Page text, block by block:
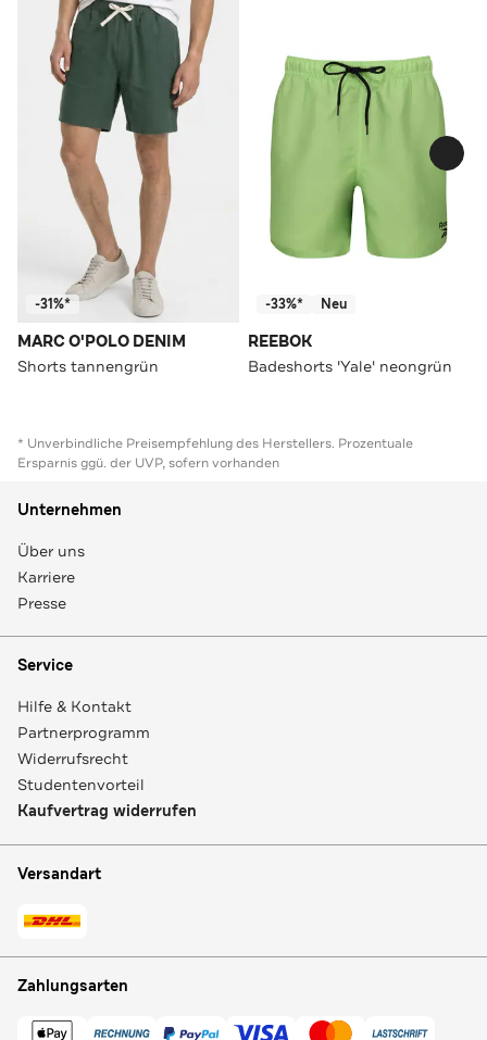
-31%*
MARC O'POLO DENIM
Shorts tannengrün
-33%* Neu
REEBOK
Badeshorts 'Yale' neongrün
* Unverbindliche Preisempfehlung des Herstellers. Prozentuale
Ersparnis ggü. der UVP, sofern vorhanden
Unternehmen
Über uns
Karriere
Presse
Service
Hilfe & Kontakt
Partnerprogramm
Widerrufsrecht
Studentenvorteil
Kaufvertrag widerrufen
Versandart
Zahlungsarten